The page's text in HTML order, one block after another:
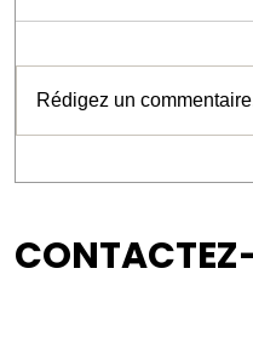
Rédigez un